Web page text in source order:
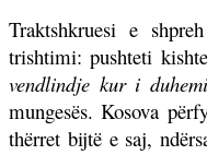
Traktshkruesi e
trishtimi: pushteti
vendlindje kur i
mungesës. Kosova
thërret bijtë e saj,